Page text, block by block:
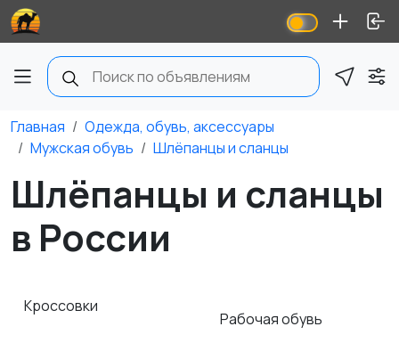
Главная
Одежда, обувь, аксессуары
Мужская обувь
Шлёпанцы и сланцы
Шлёпанцы и сланцы
в России
Кроссовки
Рабочая обувь